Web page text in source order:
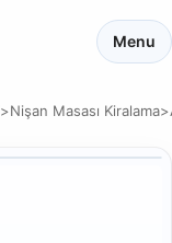
Menu
>Nişan Masası Kiralama>